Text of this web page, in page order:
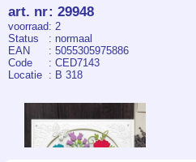
art. nr: 29948
voorraad: 2
Status
: normaal
EAN
: 5055305975886
Code
: CED7143
Locatie : B 318